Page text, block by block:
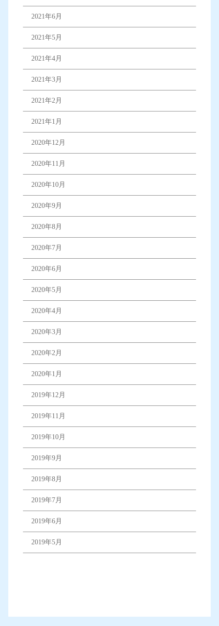
2021年6月
2021年5月
2021年4月
2021年3月
2021年2月
2021年1月
2020年12月
2020年11月
2020年10月
2020年9月
2020年8月
2020年7月
2020年6月
2020年5月
2020年4月
2020年3月
2020年2月
2020年1月
2019年12月
2019年11月
2019年10月
2019年9月
2019年8月
2019年7月
2019年6月
2019年5月